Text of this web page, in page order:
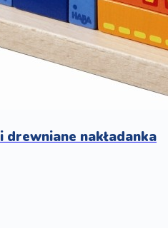
nakładanka